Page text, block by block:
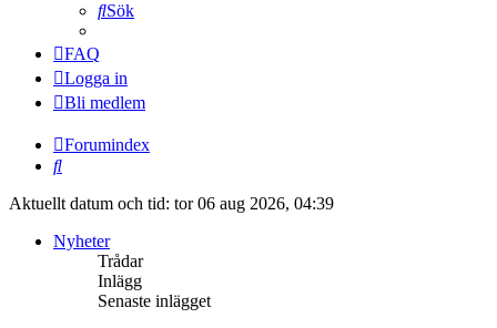
Sök
FAQ
Logga in
Bli medlem
Forumindex
Sök
Aktuellt datum och tid: tor 06 aug 2026, 04:39
Nyheter
Trådar
Inlägg
Senaste inlägget